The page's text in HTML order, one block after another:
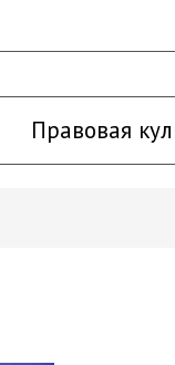
Правовая